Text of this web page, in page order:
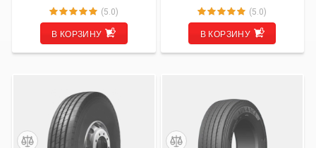
(5.0)
В КОРЗИНУ
(5.0)
В КОРЗИНУ